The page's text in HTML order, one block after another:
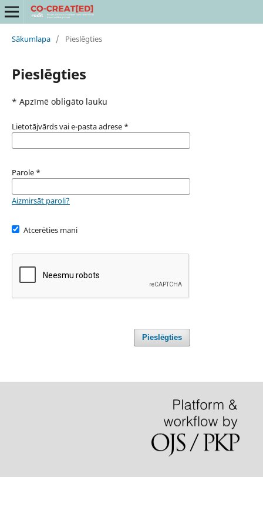
Sākumlapa / Pieslēgties
Pieslēgties
* Apzīmē obligāto lauku
Lietotājvārds vai e-pasta adrese *
Parole *
Aizmirsāt paroli?
Atcerēties mani
Pieslēgties